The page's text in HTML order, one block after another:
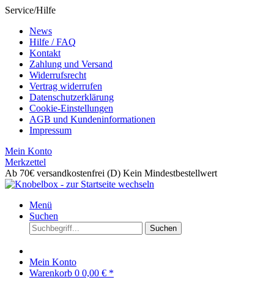
Service/Hilfe
News
Hilfe / FAQ
Kontakt
Zahlung und Versand
Widerrufsrecht
Vertrag widerrufen
Datenschutzerklärung
Cookie-Einstellungen
AGB und Kundeninformationen
Impressum
Mein Konto
Merkzettel
Ab 70€ versandkostenfrei (D) Kein Mindestbestellwert
Menü
Suchen
Suchen
Mein Konto
Warenkorb 0 0,00 € *